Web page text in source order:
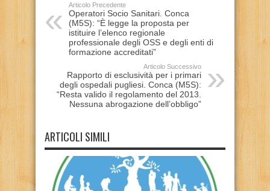
Articolo Precedente
Operatori Socio Sanitari. Conca
(M5S): “È legge la proposta per
istituire l’elenco regionale
professionale degli OSS e degli enti di
formazione accreditati”
Articolo Successivo
Rapporto di esclusività per i primari
degli ospedali pugliesi. Conca (M5S):
“Resta valido il regolamento del 2013.
Nessuna abrogazione dell’obbligo”
ARTICOLI SIMILI